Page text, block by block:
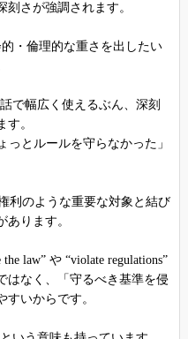
さが強調されます。
・倫理的な重さを出したい
で幅広く使えるぶん、深刻
。
っとルールを守らなかった」
利のような重要な対象と結び
ります。
law” や “violate regulations”
はなく、「守るべき基準を侵
いからです。